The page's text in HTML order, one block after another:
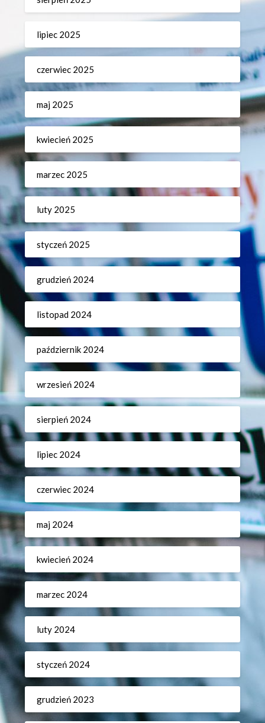
lipiec 2025
czerwiec 2025
maj 2025
kwiecień 2025
marzec 2025
luty 2025
styczeń 2025
grudzień 2024
listopad 2024
październik 2024
wrzesień 2024
sierpień 2024
lipiec 2024
czerwiec 2024
maj 2024
kwiecień 2024
marzec 2024
luty 2024
styczeń 2024
grudzień 2023